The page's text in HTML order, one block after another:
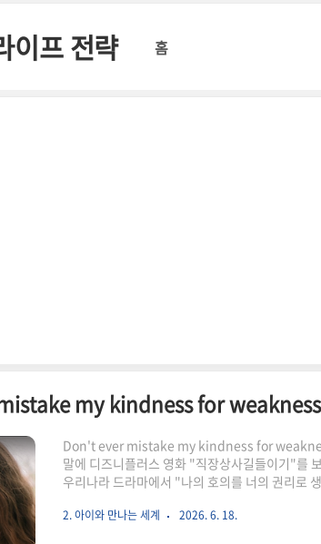
이프 전략 홈
Don't ever mistake my kindness for
말에 디즈니플러스 영화 "직장상사길들이기"를
우리나라 드라마에서 "나의 호의를 너의 권리로
히나 눈에 들어왔던 건, 최근 나눴던 대화 때문이
2. 아이와 만나는 세계 2026. 6. 18.